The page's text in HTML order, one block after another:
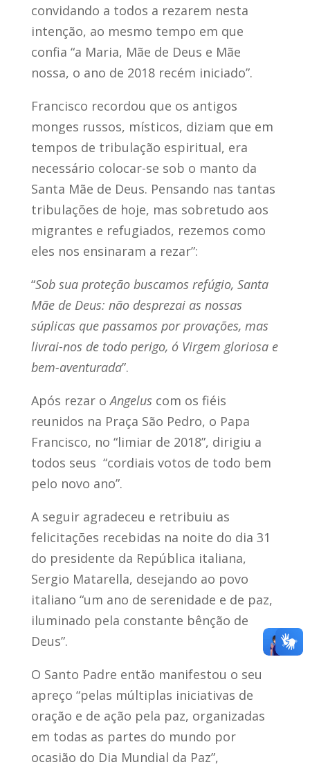
convidando a todos a rezarem nesta
intenção, ao mesmo tempo em que
confia “a Maria, Mãe de Deus e Mãe
nossa, o ano de 2018 recém iniciado”.
Francisco recordou que os antigos
monges russos, místicos, diziam que em
tempos de tribulação espiritual, era
necessário colocar-se sob o manto da
Santa Mãe de Deus. Pensando nas tantas
tribulações de hoje, mas sobretudo aos
migrantes e refugiados, rezemos como
eles nos ensinaram a rezar”:
“Sob sua proteção buscamos refúgio, Santa
Mãe de Deus: não desprezai as nossas
súplicas que passamos por provações, mas
livrai-nos de todo perigo, ó Virgem gloriosa e
bem-aventurada”.
Após rezar oAngelus com os fiéis
reunidos na Praça São Pedro, o Papa
Francisco, no “limiar de 2018”, dirigiu a
todos seus “cordiais votos de todo bem
pelo novo ano”.
A seguir agradeceu e retribuiu as
felicitações recebidas na noite do dia 31
do presidente da República italiana,
Sergio Matarella, desejando ao povo
italiano “um ano de serenidade e de paz,
iluminado pela constante bênção de
Deus”.
O Santo Padre então manifestou o seu
apreço “pelas múltiplas iniciativas de
oração e de ação pela paz, organizadas
em todas as partes do mundo por
ocasião do Dia Mundial da Paz”,